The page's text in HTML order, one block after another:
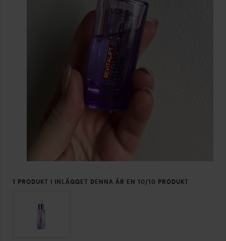
1 PRODUKT I INLÄGGET DENNA ÄR EN 10/10 PRODUKT